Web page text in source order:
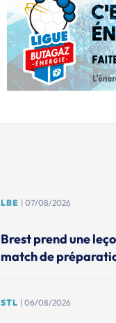
LBE | 07/08/2026
Brest prend une
match de
STL | 06/08/2026